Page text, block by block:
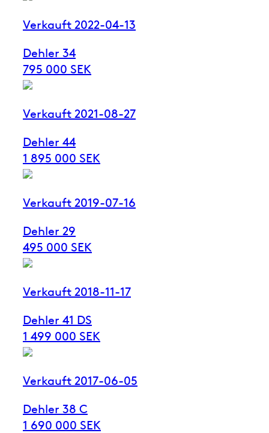
Verkauft 2022-04-13
Dehler 34
795 000 SEK
Verkauft 2021-08-27
Dehler 44
1 895 000 SEK
Verkauft 2019-07-16
Dehler 29
495 000 SEK
Verkauft 2018-11-17
Dehler 41 DS
1 499 000 SEK
Verkauft 2017-06-05
Dehler 38 C
1 690 000 SEK